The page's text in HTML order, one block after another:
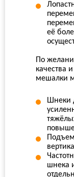
её
По
качества
мешалки
Шнеки
шнека